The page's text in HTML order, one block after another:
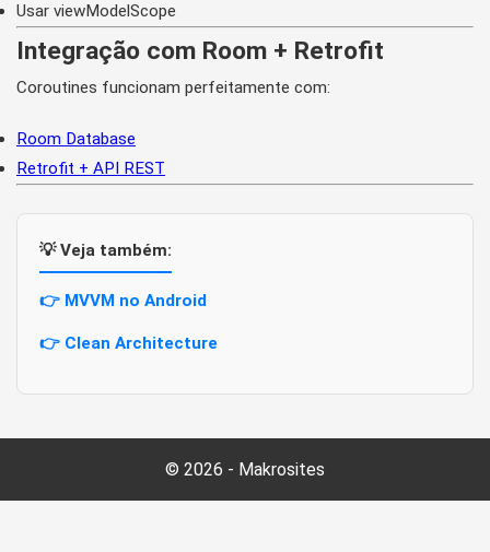
Usar viewModelScope
Integração com Room + Retrofit
Coroutines funcionam perfeitamente com:
Room Database
Retrofit + API REST
💡 Veja também:
👉 MVVM no Android
👉 Clean Architecture
© 2026 - Makrosites